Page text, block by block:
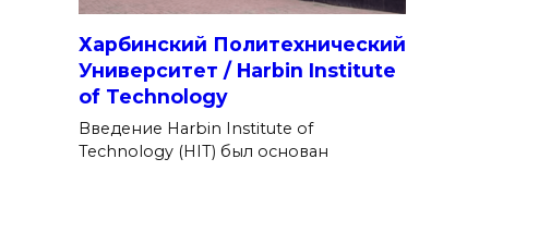
Харбинский Политехнический
Университет / Harbin Institute
of Technology
Введение Harbin Institute of
Technology (HIT) был основан